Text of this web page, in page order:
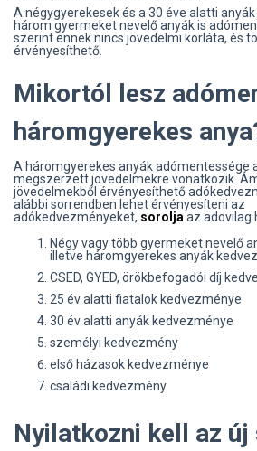
A négygyerekesek és a 30 éve alatti
három gyermeket nevelő anyák is
szerint ennek nincs jövedelmi korláta, és
érvényesíthető.
Mikortól lesz
háromgyerekes
A háromgyerekes anyák adómentessége
megszerzett jövedelmekre vonatkozik.
jövedelmekből érvényesíthető
alábbi sorrendben lehet érvényesíteni az
adókedvezményeket, sorolja az
Négy vagy több gyermeket nevelő
illetve háromgyerekes anyák
CSED, GYED, örökbefogadói díj
25 év alatti fiatalok kedvezménye
30 év alatti anyák kedvezménye
személyi kedvezmény
első házasok kedvezménye
családi kedvezmény
Nyilatkozni kell az új